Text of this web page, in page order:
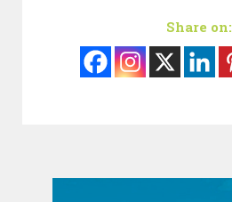
Share on: